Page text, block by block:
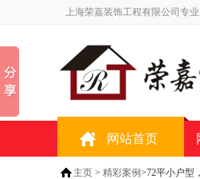
上海荣嘉装饰工程有限公司专
网站首页
主页 > 精彩案例>72平小户型